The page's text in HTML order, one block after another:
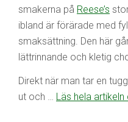
smakerna på Reese’s
ibland är förärade med
smaksättning. Den här
lättrinnande och kletig
Direkt när man tar en
ut och … Läs hela